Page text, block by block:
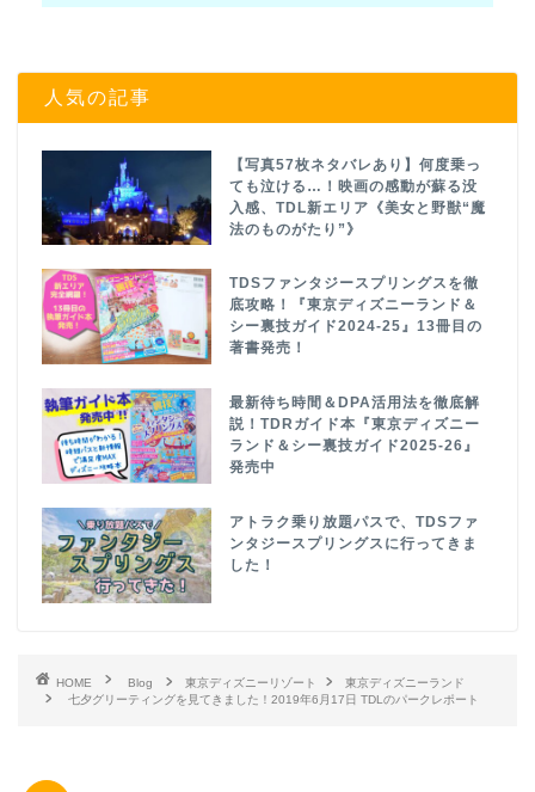
人気の記事
【写真57枚ネタバレあり】何度乗っ
ても泣ける…！映画の感動が蘇る没
入感、TDL新エリア《美女と野獣“魔
法のものがたり”》
TDSファンタジースプリングスを徹
底攻略！『東京ディズニーランド＆
シー裏技ガイド2024-25』13冊目の
著書発売！
最新待ち時間＆DPA活用法を徹底解
説！TDRガイド本『東京ディズニー
ランド＆シー裏技ガイド2025-26』
発売中
アトラク乗り放題パスで、TDSファ
ンタジースプリングスに行ってきま
した！
HOME Blog 東京ディズニーリゾート
東京ディズニーランド
七夕グリーティングを見てきました！2019年6月17日 TDLのパークレポート